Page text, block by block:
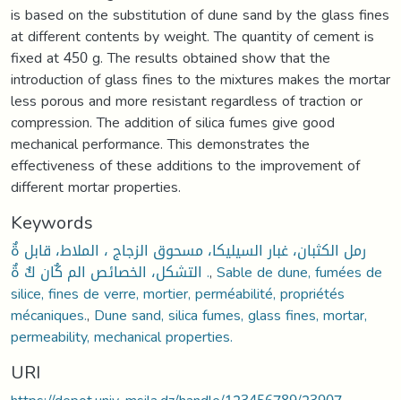
is based on the substitution of dune sand by the glass fines
at different contents by weight. The quantity of cement is
fixed at 450 g. The results obtained show that the
introduction of glass fines to the mixtures makes the mortar
less porous and more resistant regardless of traction or
compression. The addition of silica fumes give good
mechanical performance. This demonstrates the
effectiveness of these additions to the improvement of
different mortar properties.
Keywords
رمل الكثبان، غبار السيليكا، مسحوق الزجاج ، الملاط، قابل ةٌ
التشكل، الخصائص الم كٌان كٌ ةٌ .,Sable de dune, fumées de
silice, fines de verre, mortier, perméabilité, propriétés
mécaniques., Dune sand, silica fumes, glass fines, mortar,
permeability, mechanical properties.
URI